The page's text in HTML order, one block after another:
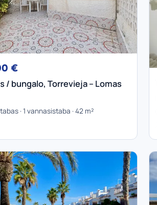
€
/ bungalo, Torrevieja – Lomas
· 1 vannasistaba · 42 m²